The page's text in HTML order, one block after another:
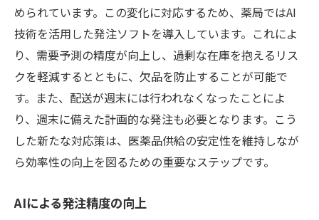
められています。この変化に対応するため、薬局ではAI
技術を活用した発注ソフトを導入しています。これによ
り、需要予測の精度が向上し、過剰な在庫を抱えるリス
クを軽減するとともに、欠品を防止することが可能で
す。また、配送が週末には行われなくなったことによ
り、週末に備えた計画的な発注も必要となります。こう
した新たな対応策は、医薬品供給の安定性を維持しなが
ら効率性の向上を図るための重要なステップです。
AIによる発注精度の向上